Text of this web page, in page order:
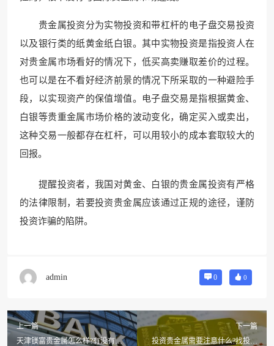
贵金属投资分为实物投资和带杠杆的电子盘交易投资
以及银行类的纸黄金纸白银。其中实物投资是指投资人在
对贵金属市场看好的情况下，低买高卖赚取差价的过程。
也可以是在不看好经济前景的情况下所采取的一种避险手
段，以实现资产的保值增值。电子盘交易是指根据黄金、
白银等贵重金属市场价格的波动变化，确定买入或卖出，
这种交易一般都存在杠杆，可以用较小的成本套取较大的
回报。
提醒投资者，我国对黄金、白银的贵金属投资有严格
的法律限制，若要投资贵金属应该通过正规的途径，谨防
投资诈骗的陷阱。
admin 0 0
上一篇
天津镁富贵金属怎么样?有没有了
下一篇
投资贵金属需要注意什么?找投资